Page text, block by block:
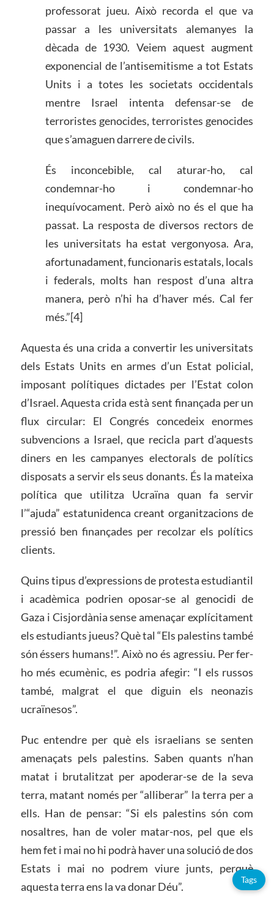
professorat jueu. Això recorda el que va
passar a les universitats alemanyes la
dècada de 1930. Veiem aquest augment
exponencial de l’antisemitisme a tot Estats
Units i a totes les societats occidentals
mentre Israel intenta defensar-se de
terroristes genocides, terroristes genocides
que s’amaguen darrere de civils.
És inconcebible, cal aturar-ho, cal
condemnar-ho i condemnar-ho
inequívocament. Però això no és el que ha
passat. La resposta de diversos rectors de
les universitats ha estat vergonyosa. Ara,
afortunadament, funcionaris estatals, locals
i federals, molts han respost d’una altra
manera, però n’hi ha d’haver més. Cal fer
més.”[4]
Aquesta és una crida a convertir les universitats
dels Estats Units en armes d’un Estat policial,
imposant polítiques dictades per l’Estat colon
d’Israel. Aquesta crida està sent finançada per un
flux circular: El Congrés concedeix enormes
subvencions a Israel, que recicla part d’aquests
diners en les campanyes electorals de polítics
disposats a servir els seus donants. És la mateixa
política que utilitza Ucraïna quan fa servir
l’“ajuda” estatunidenca creant organitzacions de
pressió ben finançades per recolzar els polítics
clients.
Quins tipus d’expressions de protesta estudiantil
i acadèmica podrien oposar-se al genocidi de
Gaza i Cisjordània sense amenaçar explícitament
els estudiants jueus? Què tal “Els palestins també
són éssers humans!”. Això no és agressiu. Per fer-
ho més ecumènic, es podria afegir: “I els russos
també, malgrat el que diguin els neonazis
ucraïnesos”.
Puc entendre per què els israelians se senten
amenaçats pels palestins. Saben quants n’han
matat i brutalitzat per apoderar-se de la seva
terra, matant només per “alliberar” la terra per a
ells. Han de pensar: “Si els palestins són com
nosaltres, han de voler matar-nos, pel que els
hem fet i mai no hi podrà haver una solució de dos
Estats i mai no podrem viure junts, perquè
aquesta terra ens la va donar Déu”.
Tags